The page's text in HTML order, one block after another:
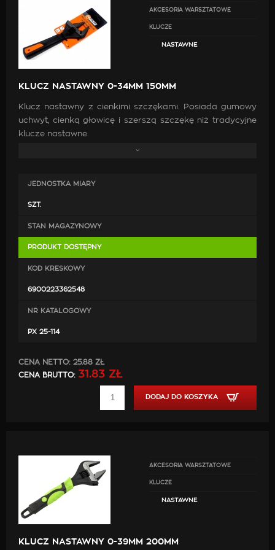
AKCESORIA WARSZTATOWE
KLUCZE
NASTAWNE
KLUCZ NASTAWNY 0-34MM 150MM
Klucz nastawny z cienkimi szczękami. Posiada gumowy
uchwyt, cienką głowicę i szerszą szczękę niż tradycyjne
klucze nastawne.
Ustaw klucz tak, aby szczęki były skierowane
przytrzymaj uchwyt klucza i kręć nim
Gumowany uchwyt
JEDNOSTKA MIARY
SZT.
STAN MAGAZYNOWY
PRODUKT DOSTĘPNY
KOD KRESKOWY
6900223362548
NR KATALOGOWY
PX 25-114
CENA NETTO: 25.88 ZŁ
CENA BRUTTO: 31.83 ZŁ
DODAJ DO KOSZYKA
AKCESORIA WARSZTATOWE
KLUCZE
NASTAWNE
KLUCZ NASTAWNY 0-39MM 200MM